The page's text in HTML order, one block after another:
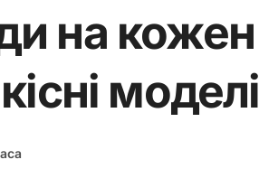
на кожен
моделі